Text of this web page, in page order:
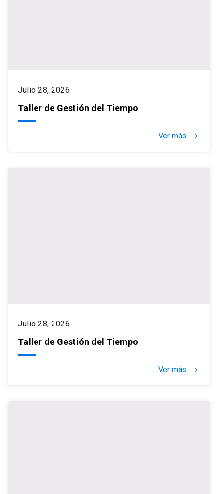
Julio 28, 2026
Taller de Gestión del Tiempo
Ver más keyboard_arrow_right
Julio 28, 2026
Taller de Gestión del Tiempo
Ver más keyboard_arrow_right